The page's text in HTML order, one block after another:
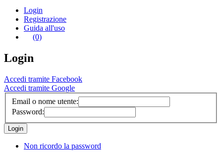
Login
Registrazione
Guida all'uso
(0)
Login
Accedi tramite Facebook
Accedi tramite Google
Email o nome utente:
Password:
Non ricordo la password